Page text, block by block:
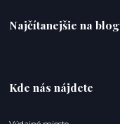
Najčítanejšie na
Kde nás nájdete